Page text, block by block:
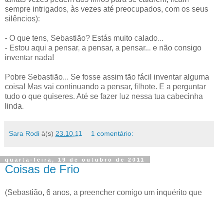
sempre intrigados, às vezes até preocupados, com os seus
silêncios):
- O que tens, Sebastião? Estás muito calado...
- Estou aqui a pensar, a pensar, a pensar... e não consigo
inventar nada!
Pobre Sebastião... Se fosse assim tão fácil inventar alguma
coisa! Mas vai continuando a pensar, filhote. E a perguntar
tudo o que quiseres. Até se fazer luz nessa tua cabecinha
linda.
Sara Rodi à(s) 23.10.11 1 comentário:
quarta-feira, 19 de outubro de 2011
Coisas de Frio
(Sebastião, 6 anos, a preencher comigo um inquérito que